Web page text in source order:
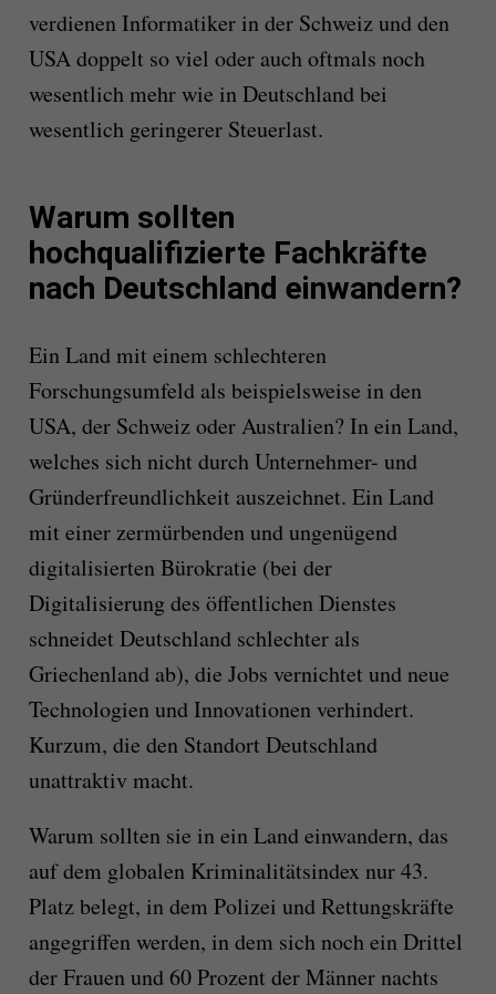
verdienen Informatiker in der Schweiz und den
USA doppelt so viel oder auch oftmals noch
wesentlich mehr wie in Deutschland bei
wesentlich geringerer Steuerlast.
Warum sollten
hochqualifizierte Fachkräfte
nach Deutschland einwandern?
Ein Land mit einem schlechteren
Forschungsumfeld als beispielsweise in den
USA, der Schweiz oder Australien? In ein Land,
welches sich nicht durch Unternehmer- und
Gründerfreundlichkeit auszeichnet. Ein Land
mit einer zermürbenden und ungenügend
digitalisierten Bürokratie (bei der
Digitalisierung des öffentlichen Dienstes
schneidet Deutschland schlechter als
Griechenland ab), die Jobs vernichtet und neue
Technologien und Innovationen verhindert.
Kurzum, die den Standort Deutschland
unattraktiv macht.
Warum sollten sie in ein Land einwandern, das
auf dem globalen Kriminalitätsindex nur 43.
Platz belegt, in dem Polizei und Rettungskräfte
angegriffen werden, in dem sich noch ein Drittel
der Frauen und 60 Prozent der Männer nachts